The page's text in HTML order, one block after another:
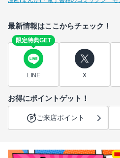
最新情報はここからチェック！
限定特典GET
LINE X
お得にポイントゲット！
ご来店ポイント